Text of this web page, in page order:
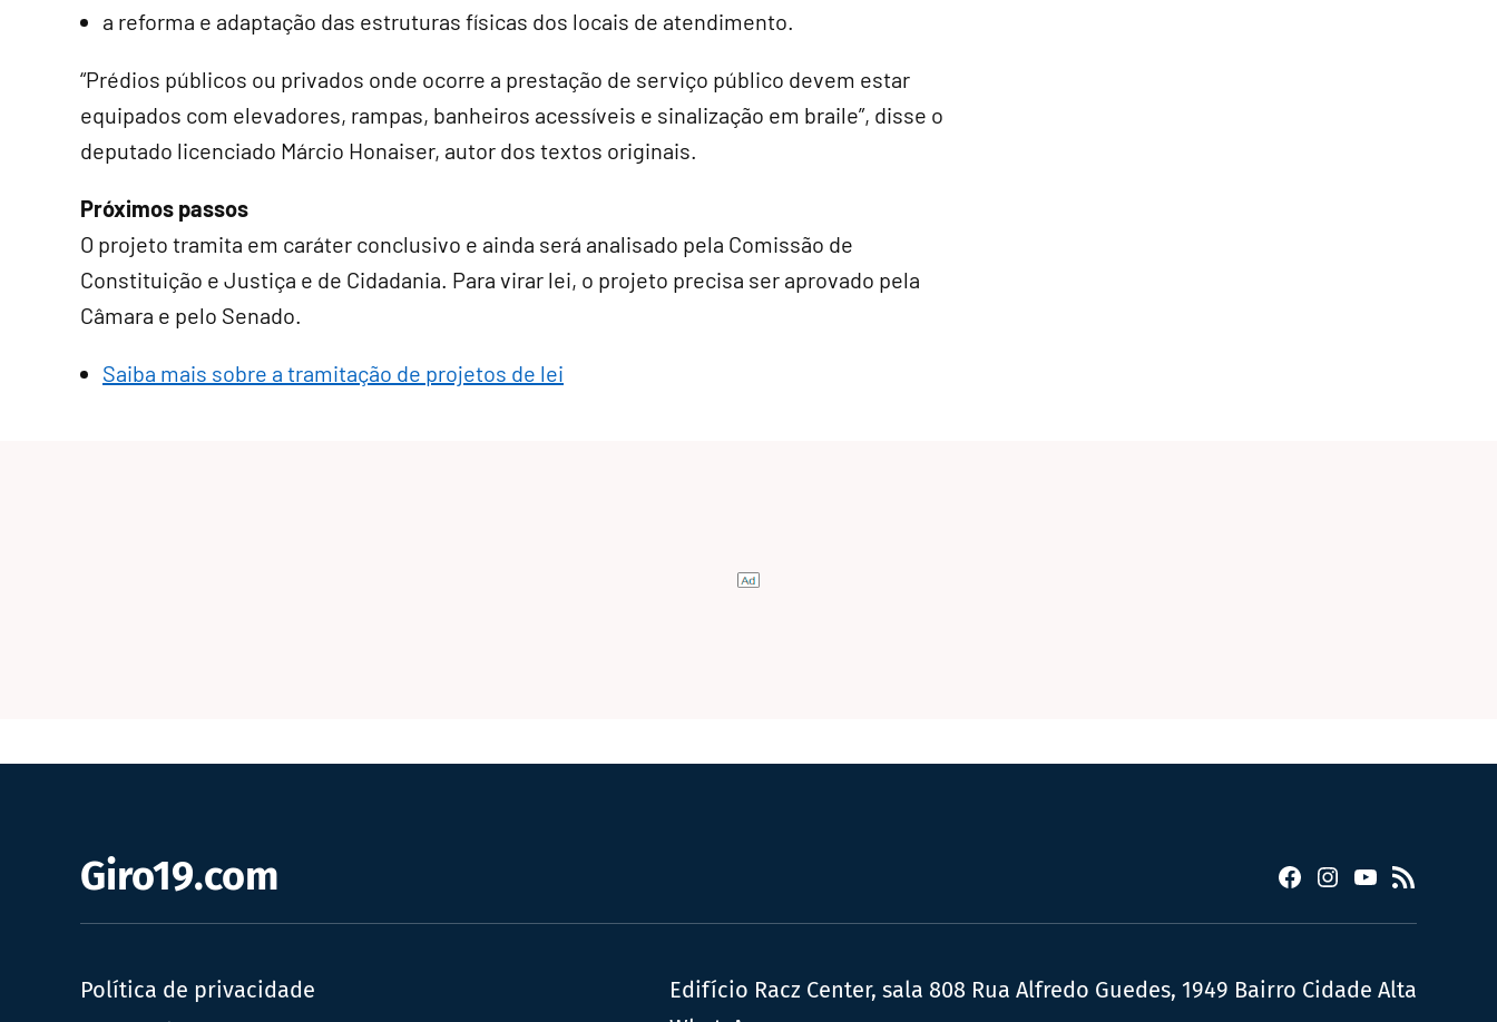
a reforma e adaptação das estruturas físicas dos locais de atendimento.
“Prédios públicos ou privados onde ocorre a prestação de serviço público devem estar
equipados com elevadores, rampas, banheiros acessíveis e sinalização em braile”, disse o
deputado licenciado Márcio Honaiser, autor dos textos originais.
Próximos passos
O projeto tramita em caráter conclusivo e ainda será analisado pela Comissão de
Constituição e Justiça e de Cidadania. Para virar lei, o projeto precisa ser aprovado pela
Câmara e pelo Senado.
Saiba mais sobre a tramitação de projetos de lei
Giro19.com Facebook
Instagram
YouTube
RSS
Política de privacidade
Edifício Racz Center, sala 808 Rua Alfredo Guedes, 1949 Bairro Cidade Alta